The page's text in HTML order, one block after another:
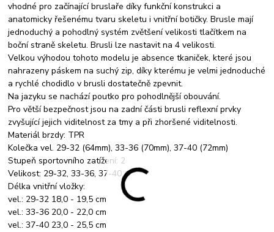
vhodné pro začínající bruslaře díky funkční konstrukci a
anatomicky řešenému tvaru skeletu i vnitřní botičky. Brusle mají
jednoduchý a pohodlný systém zvětšení velikosti tlačítkem na
boční straně skeletu. Brusli lze nastavit na 4 velikosti.
Velkou výhodou tohoto modelu je absence tkaniček, které jsou
nahrazeny páskem na suchý zip, díky kterému je velmi jednoduché
a rychlé chodidlo v brusli dostatečně zpevnit.
Na jazyku se nachází poutko pro pohodlnější obouvání.
Pro větší bezpečnost jsou na zadní části brusli reflexní prvky
zvyšující jejich viditelnost za tmy a při zhoršené viditelnosti.
Materiál brzdy: TPR
Kolečka vel. 29-32 (64mm), 33-36 (70mm), 37-40 (72mm)
Stupeň sportovního zatížení: 2
Velikost: 29-32, 33-36, 37-40
Délka vnitřní vložky:
vel.: 29-32 18,0 - 19,5 cm
vel.: 33-36 20,0 - 22,0 cm
vel.: 37-40 23,0 - 25,5 cm